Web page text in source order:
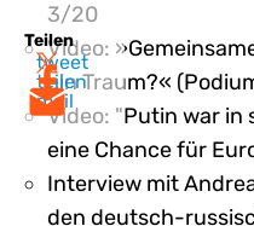
Teilen
tweet
teilen
mail
3/20
Video:
ein Traum?«
Video: "Putin war in
eine Chance für
Interview mit
den deutsch-